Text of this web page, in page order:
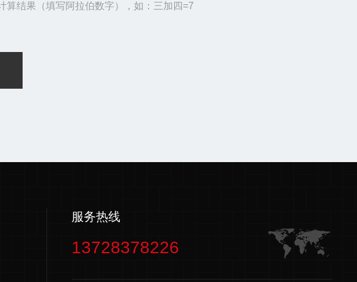
算结果（填写阿拉伯数字），如：三加四=7
服务热线
13728378226